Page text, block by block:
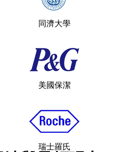
同濟大學
美國保潔
瑞士羅氏